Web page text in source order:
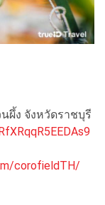
ผึ้ง จังหวัดราชบุรี
corofieldTH/